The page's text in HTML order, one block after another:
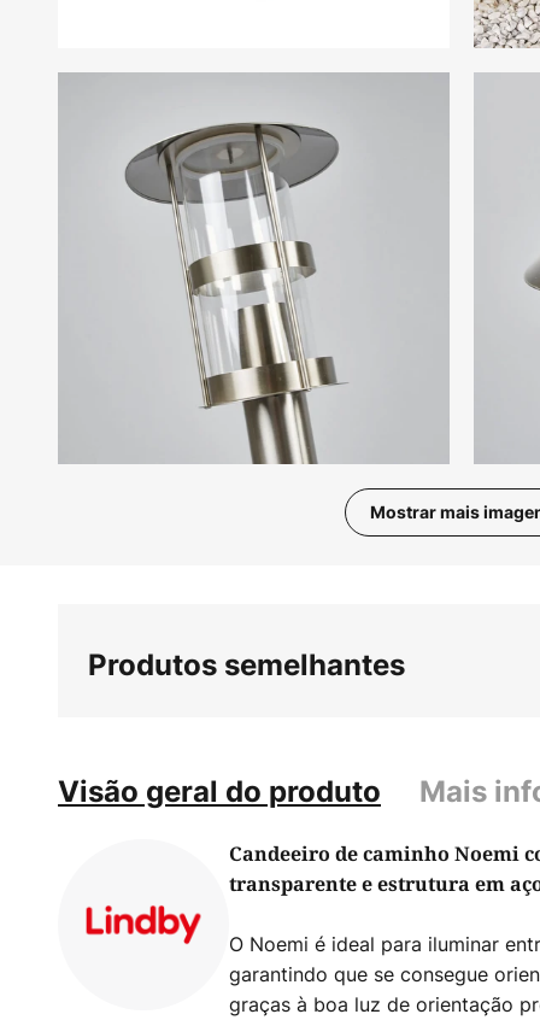
Mostrar mais
Produtos semelhantes
Visão geral do produto Mais
Candeeiro de caminho Noemi
transparente e estrutura em
O Noemi é ideal para iluminar
garantindo que se consegue
graças à boa luz de orientação